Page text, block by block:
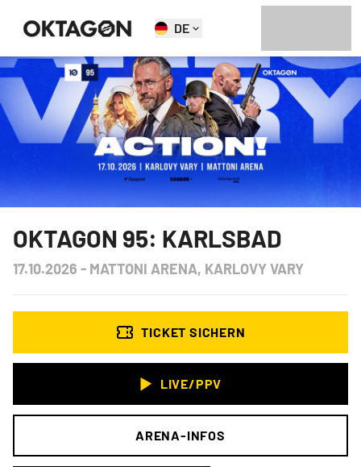
DE
OKTAGON 95: KARLSBAD
17.10.2026 - MATTONI ARENA, KARLOVY VARY
TICKET SICHERN
LIVE/PPV
ARENA-INFOS